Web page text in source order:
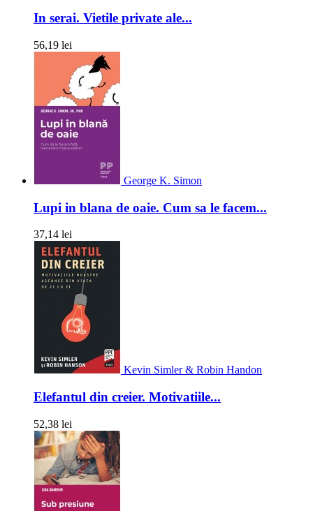
In serai. Vietile private ale...
56,19 lei
George K. Simon
Lupi in blana de oaie. Cum sa le facem...
37,14 lei
Kevin Simler & Robin Handon
Elefantul din creier. Motivatiile...
52,38 lei